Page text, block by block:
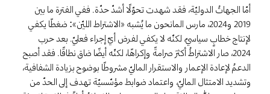
أمّا الجهاتُ الدوليّة، فقد شهدت تحوّلًا أشدّ حدّة. ففي الفترة ما بين
2019 و2024، مارس المانحون ما يُشبه «الاشتراط الليّن»: ضغطًا يكفي
لإنتاج خطابٍ سياسيّ، لكنّه لا يكفي لفرض أيّ إجراء فعليّ. بعد حرب
2024، صار الاشتراطُ أكثرَ صرامةً وإكراهًا، لكنّه أيضًا ضاق نطاقًا. فقد أصبح
الدعمُ لإعادة الإعمار والاستقرار الماليّ مشروطًا بوضوح بزيادة الشفافية،
وتشديد الامتثال الماليّ، واعتماد ضوابط مؤسّسيّة تهدف إلى الحدّ من